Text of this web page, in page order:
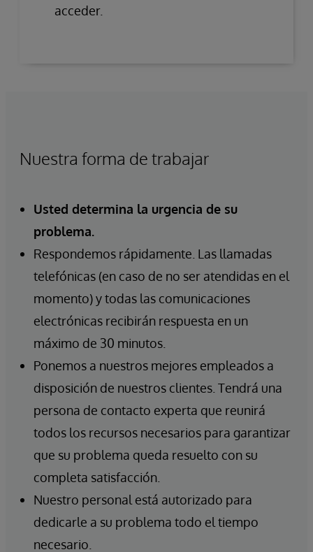
acceder.
Nuestra forma de trabajar
Usted determina la urgencia de su
problema.
Respondemos rápidamente. Las llamadas
telefónicas (en caso de no ser atendidas en el
momento) y todas las comunicaciones
electrónicas recibirán respuesta en un
máximo de 30 minutos.
Ponemos a nuestros mejores empleados a
disposición de nuestros clientes. Tendrá una
persona de contacto experta que reunirá
todos los recursos necesarios para garantizar
que su problema queda resuelto con su
completa satisfacción.
Nuestro personal está autorizado para
dedicarle a su problema todo el tiempo
necesario.